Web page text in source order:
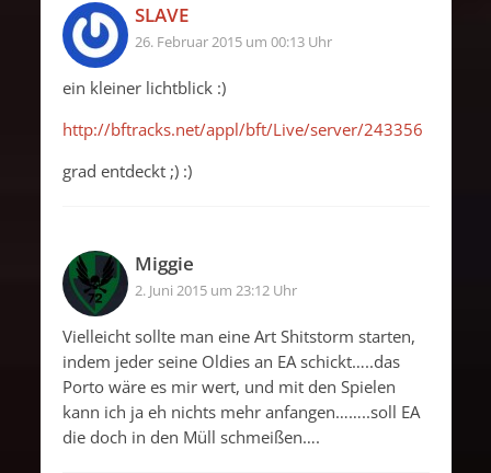
SLAVE
26. Februar 2015 um 00:13 Uhr
ein kleiner lichtblick :)
http://bftracks.net/appl/bft/Live/server/243356
grad entdeckt ;) :)
Miggie
2. Juni 2015 um 23:12 Uhr
Vielleicht sollte man eine Art Shitstorm starten,
indem jeder seine Oldies an EA schickt…..das
Porto wäre es mir wert, und mit den Spielen
kann ich ja eh nichts mehr anfangen……..soll EA
die doch in den Müll schmeißen….